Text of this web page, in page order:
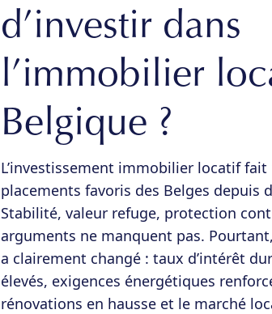
d’investir dans
l’immobilier
Belgique ?
L’investissement immobilier locatif fait
placements favoris des Belges depuis
Stabilité, valeur refuge, protection
arguments ne manquent pas.
a clairement changé : taux d’intérêt
élevés, exigences énergétiques
rénovations en hausse et le marché